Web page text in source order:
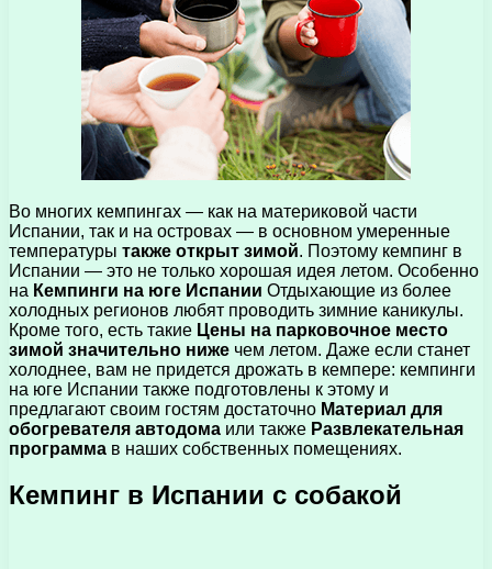
Во многих кемпингах — как на материковой части
Испании, так и на островах — в основном умеренные
температуры также открыт зимой. Поэтому кемпинг в
Испании — это не только хорошая идея летом. Особенно
на Кемпинги на юге Испании Отдыхающие из более
холодных регионов любят проводить зимние каникулы.
Кроме того, есть такие Цены на парковочное место
зимой значительно ниже чем летом. Даже если станет
холоднее, вам не придется дрожать в кемпере: кемпинги
на юге Испании также подготовлены к этому и
предлагают своим гостям достаточно Материал для
обогревателя автодома или также Развлекательная
программа в наших собственных помещениях.
Кемпинг в Испании с собакой